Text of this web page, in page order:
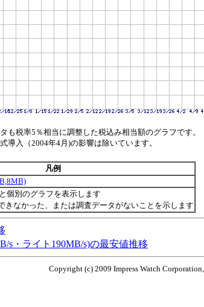
も税率5％相当に調整した税込み相当額のグラフです。
導入（2004年4月)の影響は除いています。
凡例
個別のグラフを表示します
きなかった、または調査データがないことを示します
s・ライト190MB/s)の最安値推移
Copyright (c) 2009 Impress Watch